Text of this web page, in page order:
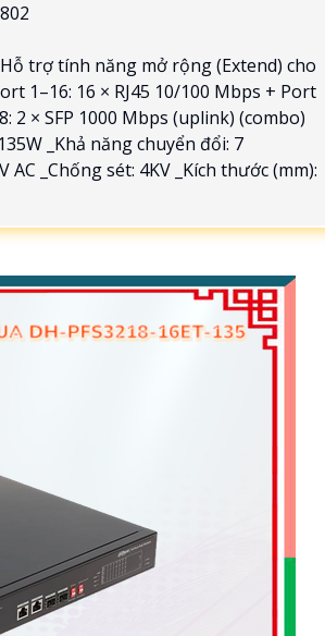
trợ tính năng mở rộng (Extend) cho
1–16: 16 × RJ45 10/100 Mbps + Port
2 × SFP 1000 Mbps (uplink) (combo)
_Khả năng chuyển đổi: 7
_Chống sét: 4KV _Kích thước (mm):